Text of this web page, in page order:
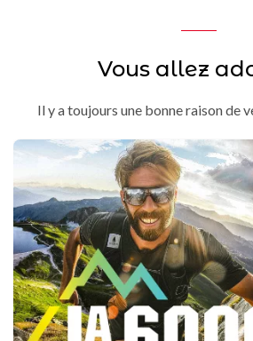
Vous allez
Il y a toujours une bonne raison de